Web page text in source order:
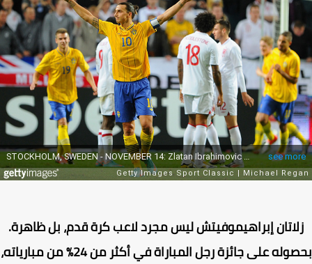
إبراهيموفيتش ليس مجرد لاعب كرة قدم، بل ظاهرة.
بحصوله على جائزة رجل المباراة في أكثر من 24% من مبارياته،